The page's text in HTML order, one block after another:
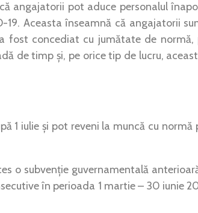
angajatorii pot aduce personalul
19. Aceasta înseamnă că angajatorii
fost concediat cu jumătate de normă,
de timp și, pe orice tip de lucru,
1 iulie și pot reveni la muncă cu normă
o subvenție guvernamentală
în perioada 1 martie – 30 iunie